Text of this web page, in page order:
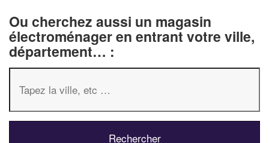
Ou cherchez aussi un magasin
électroménager en entrant votre ville,
département… :